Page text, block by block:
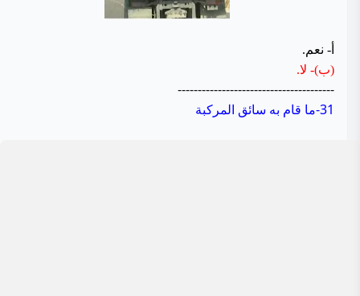
أ- نعم.
(ب)- لا.
---------------------------------------
31-ما قام به سائق المركبة